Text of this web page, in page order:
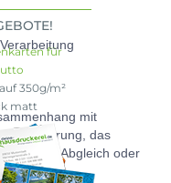
mit
Veränderung, das
den Abgleich oder
für
350g/m²
matt